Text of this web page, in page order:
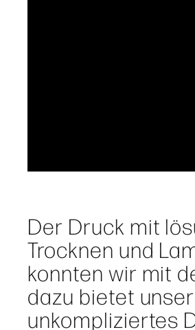
Der Druck mit
Trocknen und
konnten wir mit
dazu bietet
unkompliziertes